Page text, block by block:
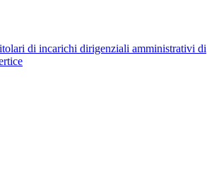
di incarichi dirigenziali amministrativi di